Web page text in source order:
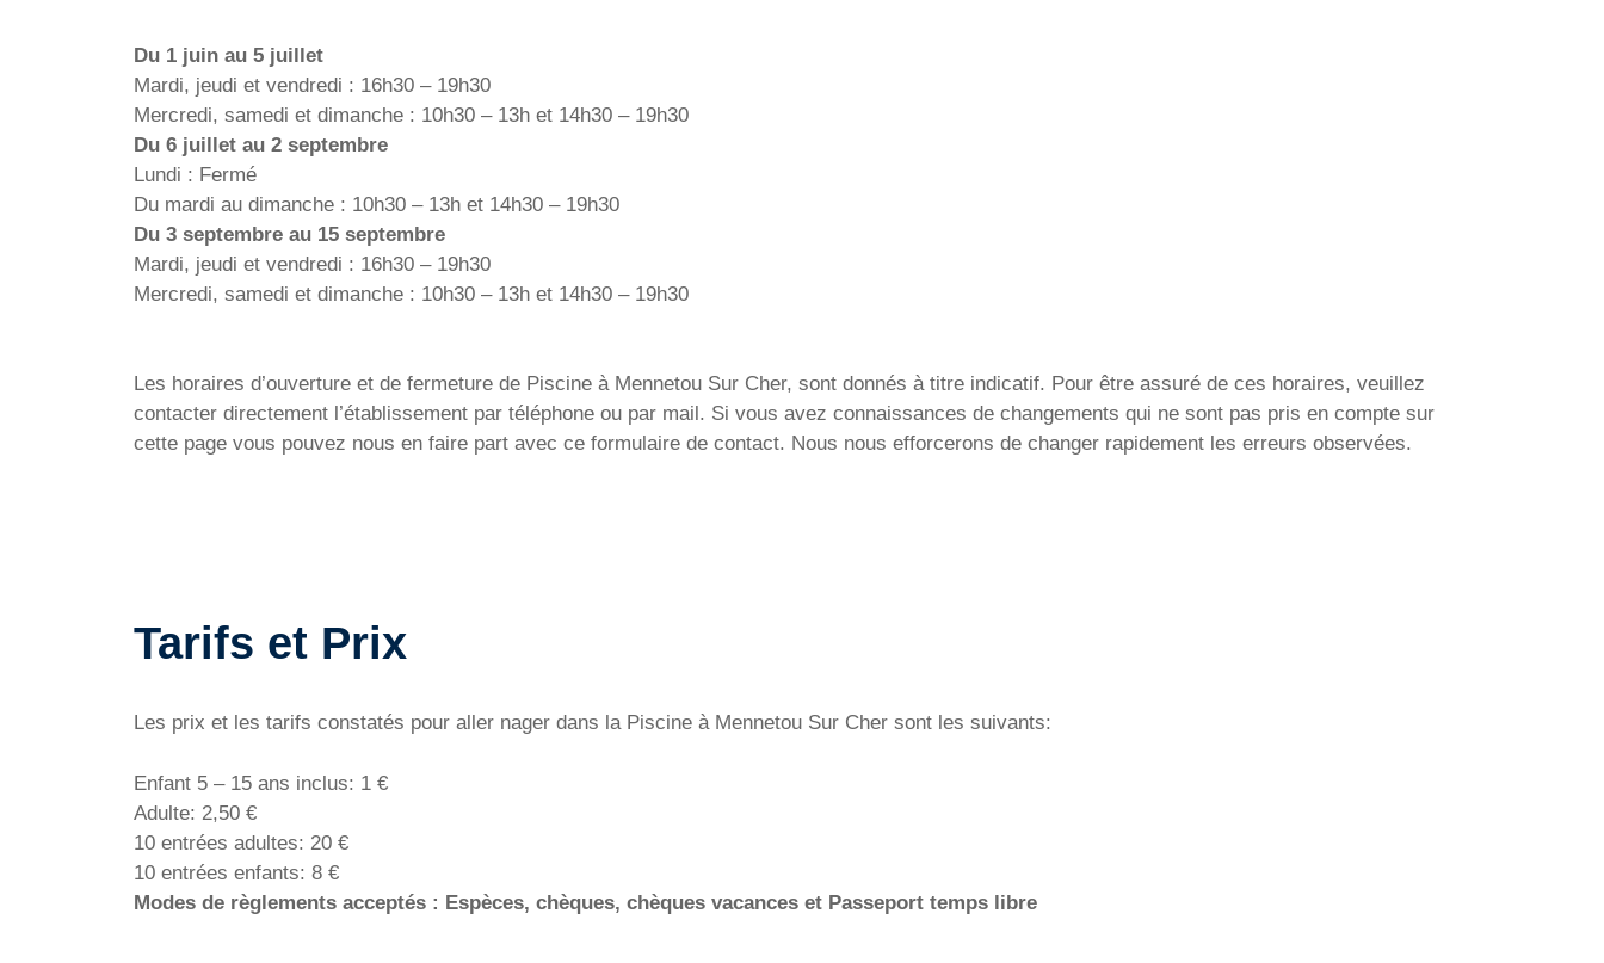
Du 1 juin au 5 juillet
Mardi, jeudi et vendredi : 16h30 – 19h30
Mercredi, samedi et dimanche : 10h30 – 13h et 14h30 – 19h30
Du 6 juillet au 2 septembre
Lundi : Fermé
Du mardi au dimanche : 10h30 – 13h et 14h30 – 19h30
Du 3 septembre au 15 septembre
Mardi, jeudi et vendredi : 16h30 – 19h30
Mercredi, samedi et dimanche : 10h30 – 13h et 14h30 – 19h30
Les horaires d’ouverture et de fermeture de Piscine à Mennetou Sur Cher, sont donnés à titre indicatif. Pour être assuré de ces horaires, veuillez
contacter directement l’établissement par téléphone ou par mail. Si vous avez connaissances de changements qui ne sont pas pris en compte sur
cette page vous pouvez nous en faire part avec ce formulaire de contact. Nous nous efforcerons de changer rapidement les erreurs observées.
Tarifs et Prix
Les prix et les tarifs constatés pour aller nager dans la Piscine à Mennetou Sur Cher sont les suivants:
Enfant 5 – 15 ans inclus: 1 €
Adulte: 2,50 €
10 entrées adultes: 20 €
10 entrées enfants: 8 €
Modes de règlements acceptés : Espèces, chèques, chèques vacances et Passeport temps libre